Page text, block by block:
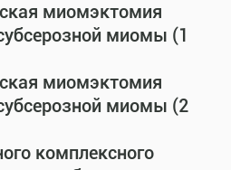
миомэктомия
миомы (1
миомэктомия
миомы (2
комплексного